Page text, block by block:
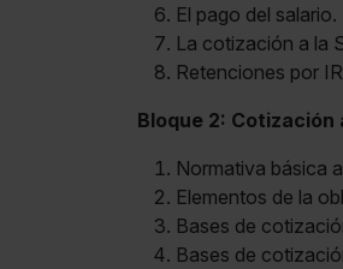
El pago del salario.
La cotización a la
Retenciones por
Bloque 2:
Normativa básica
Elementos de la
Bases de
Bases de